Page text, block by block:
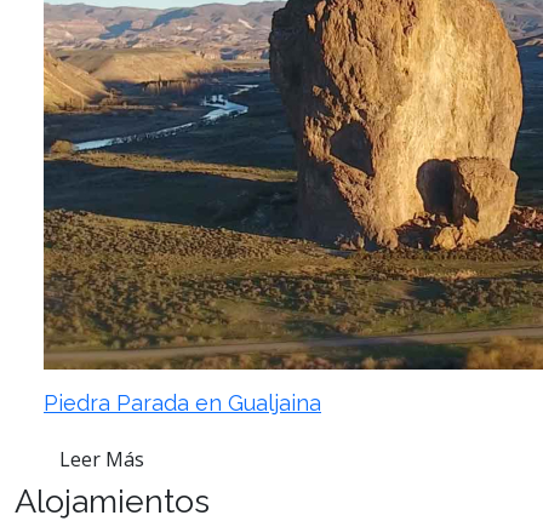
Piedra Parada en Gualjaina
Leer Más
Alojamientos